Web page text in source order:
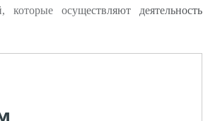
осуществляют деятельность